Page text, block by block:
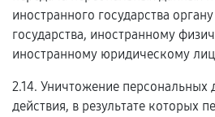
иностранного государства
государства, иностранному
иностранному юридическому
2.14. Уничтожение
действия, в результате которых